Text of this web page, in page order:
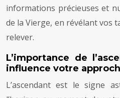
informations précieuses et
de la Vierge, en révélant vos
relever.
L’importance de
influence votre
L’ascendant est le signe